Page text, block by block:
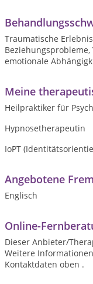
Traumatische
emotionale
Meine
Heilpraktiker für
Hypnosetherapeutin
IoPT
Angebotene
Englisch
Online-
Dieser Anbieter/
Weitere
Kontaktdaten oben .